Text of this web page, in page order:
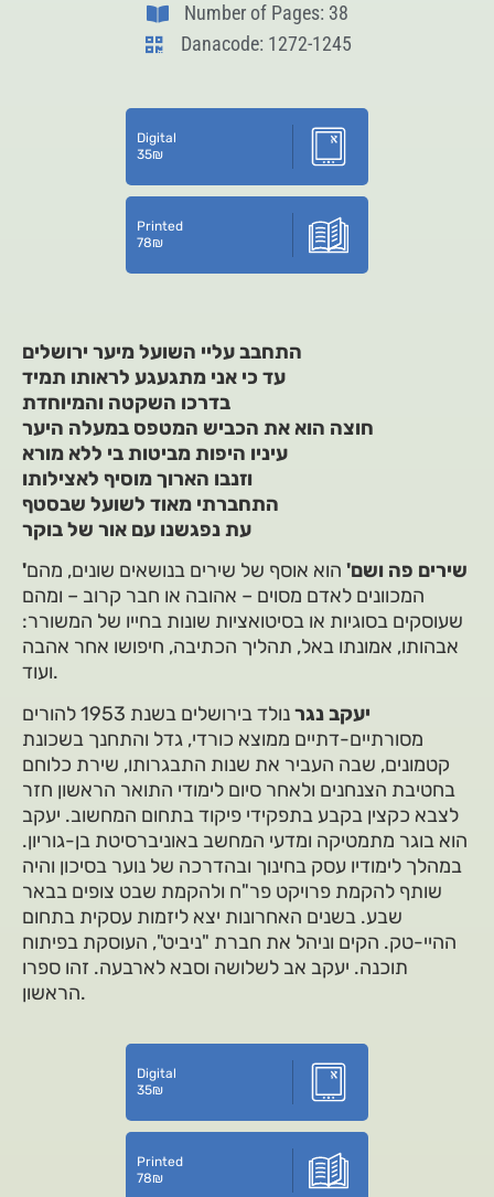
Number of Pages: 38
Danacode: 1272-1245
Digital
35₪
Printed
78₪
התחבב עליי השועל מיער ירושלים
עד כי אני מתגעגע לראותו תמיד
בדרכו השקטה והמיוחדת
חוצה הוא את הכביש המטפס במעלה היער
עיניו היפות מביטות בי ללא מורא
וזנבו הארוך מוסיף לאצילותו
התחברתי מאוד לשועל שבסטף
עת נפגשנו עם אור של בוקר
'שירים פה ושם' הוא אוסף של שירים בנושאים שונים, מהם
המכוונים לאדם מסוים – אהובה או חבר קרוב – ומהם
שעוסקים בסוגיות או בסיטואציות שונות בחייו של המשורר:
אבהותו, אמונתו באל, תהליך הכתיבה, חיפושו אחר אהבה
ועוד.
יעקב נגר
נולד בירושלים בשנת 1953 להורים
מסורתיים-דתיים ממוצא כורדי, גדל והתחנך בשכונת
קטמונים, שבה העביר את שנות התבגרותו, שירת כלוחם
בחטיבת הצנחנים ולאחר סיום לימודי התואר הראשון חזר
לצבא כקצין בקבע בתפקידי פיקוד בתחום המחשוב. יעקב
הוא בוגר מתמטיקה ומדעי המחשב באוניברסיטת בן-גוריון.
במהלך לימודיו עסק בחינוך ובהדרכה של נוער בסיכון והיה
שותף להקמת פרויקט פר"ח ולהקמת שבט צופים בבאר
שבע. בשנים האחרונות יצא ליזמות עסקית בתחום
ההיי-טק. הקים וניהל את חברת "ניביט", העוסקת בפיתוח
תוכנה. יעקב אב לשלושה וסבא לארבעה. זהו ספרו
הראשון.
Digital
35₪
Printed
78₪